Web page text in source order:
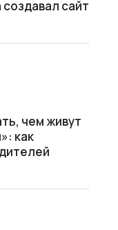
сайт
чем живут
как